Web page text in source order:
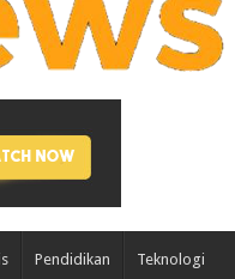
Pendidikan Teknologi